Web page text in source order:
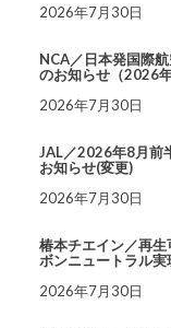
2026年7月30日
NCA／日本発国際
のお知らせ（2026
2026年7月30日
JAL／2026年8月前
お知らせ(変更)
2026年7月30日
椿本チエイン／再
ボンニュートラル実
2026年7月30日